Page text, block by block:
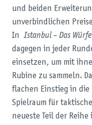
und beiden
unverbindlichen
InIstanbul – Das
dagegen in jeder
einsetzen, um mit
Rubine zu sammeln.
flachen Einstieg in
Spielraum für
neueste Teil der